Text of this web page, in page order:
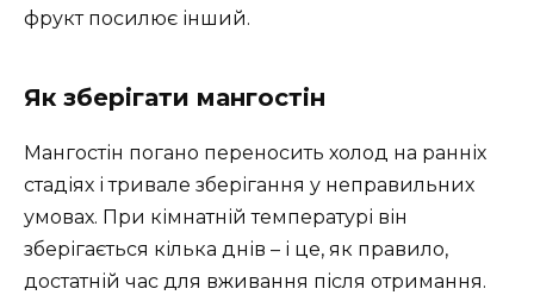
фрукт посилює інший.
Як зберігати мангостін
Мангостін погано переносить холод на ранніх
стадіях і тривале зберігання у неправильних
умовах. При кімнатній температурі він
зберігається кілька днів – і це, як правило,
достатній час для вживання після отримання.